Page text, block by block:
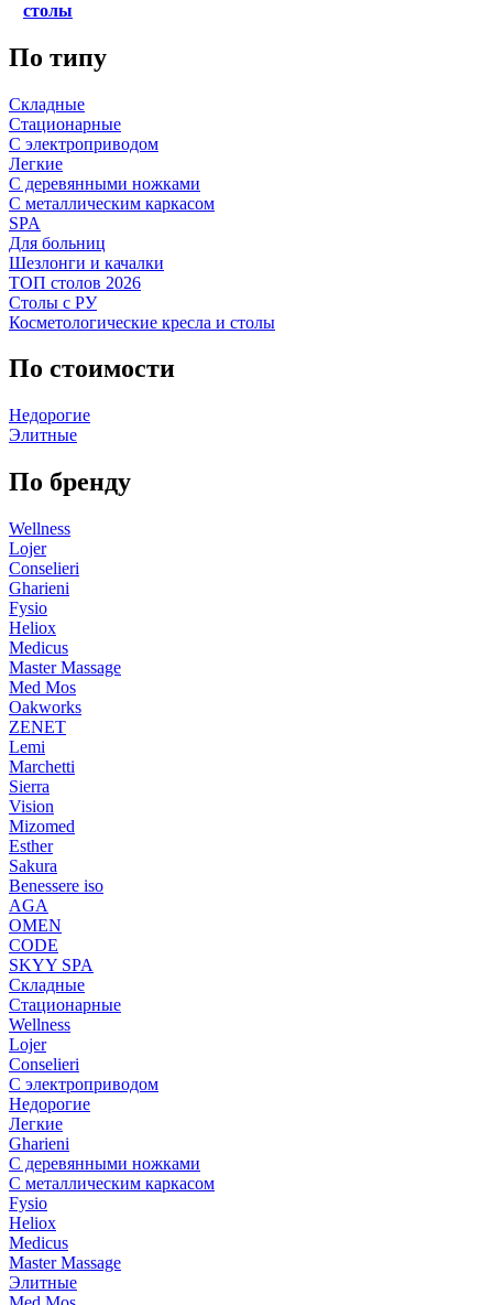
столы
По типу
Складные
Стационарные
С электроприводом
Легкие
С деревянными ножками
С металлическим каркасом
SPA
Для больниц
Шезлонги и качалки
ТОП столов 2026
Столы с РУ
Косметологические кресла и столы
По стоимости
Недорогие
Элитные
По бренду
Wellness
Lojer
Conselieri
Gharieni
Fysio
Heliox
Medicus
Master Massage
Med Mos
Oakworks
ZENET
Lemi
Marchetti
Sierra
Vision
Mizomed
Esther
Sakura
Benessere iso
AGA
OMEN
CODE
SKYY SPA
Складные
Стационарные
Wellness
Lojer
Conselieri
С электроприводом
Недорогие
Легкие
Gharieni
С деревянными ножками
С металлическим каркасом
Fysio
Heliox
Medicus
Master Massage
Элитные